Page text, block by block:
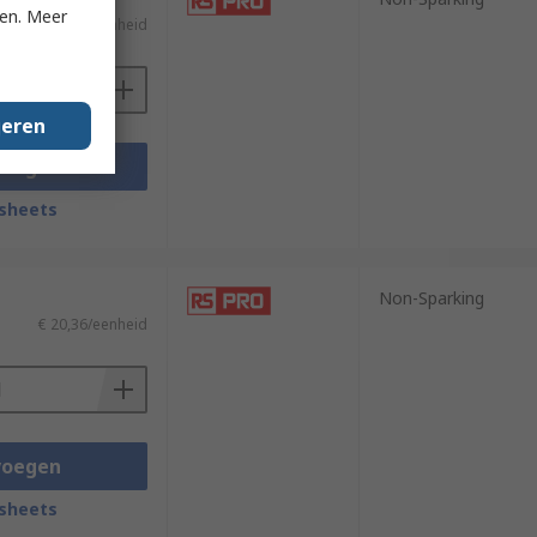
€ 6,95/eenheid
€ 20,36/eenheid
Non-Sparking
Meer